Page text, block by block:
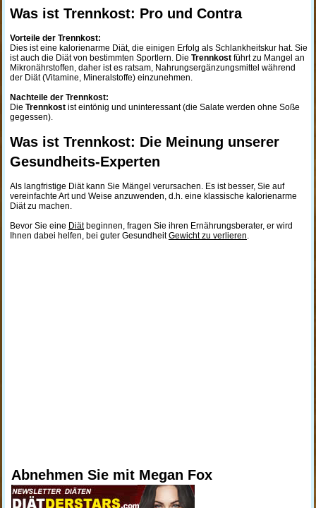
Was ist Trennkost: Pro und Contra
Vorteile der Trennkost:
Dies ist eine kalorienarme Diät, die einigen Erfolg als Schlankheitskur hat. Sie
ist auch die Diät von bestimmten Sportlern. Die Trennkost führt zu Mangel an
Mikronährstoffen, daher ist es ratsam, Nahrungsergänzungsmittel während
der Diät (Vitamine, Mineralstoffe) einzunehmen.
Nachteile der Trennkost:
Die Trennkostist eintönig und uninteressant (die Salate werden ohne Soße
gegessen).
Was ist Trennkost: Die Meinung unserer
Gesundheits-Experten
Als langfristige Diät kann Sie Mängel verursachen. Es ist besser, Sie auf
vereinfachte Art und Weise anzuwenden, d.h. eine klassische kalorienarme
Diät zu machen.
Bevor Sie eine Diätbeginnen, fragen Sie ihren Ernährungsberater, er wird
Ihnen dabei helfen, bei guter GesundheitGewicht zu verlieren.
Abnehmen Sie mit Megan Fox